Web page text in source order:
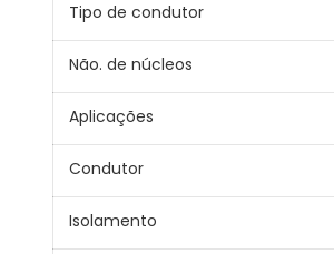
Tipo de condutor
Não. de núcleos
Aplicações
Condutor
Isolamento